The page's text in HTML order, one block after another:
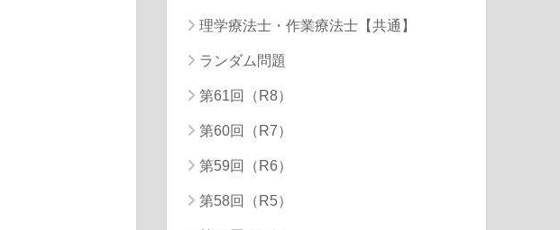
理学療法士・作業療法士【共通】
ランダム問題
第61回（R8）
第60回（R7）
第59回（R6）
第58回（R5）